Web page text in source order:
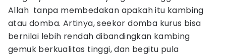
Allah tanpa membedakan apakah itu kambing
atau domba. Artinya, seekor domba kurus bisa
bernilai lebih rendah dibandingkan kambing
gemuk berkualitas tinggi, dan begitu pula